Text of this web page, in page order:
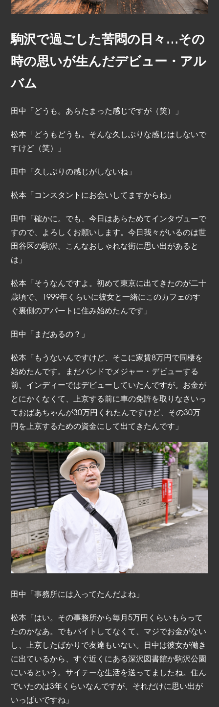
駒沢で過ごした苦悶の日々…その
時の思いが生んだデビュー・アル
バム
田中「どうも。あらたまった感じですが（笑）」
松本「どうもどうも。そんな久しぶりな感じはしないで
すけど（笑）」
田中「久しぶりの感じがしないね」
松本「コンスタントにお会いしてますからね」
田中「確かに。でも、今日はあらためてインタヴューで
すので、よろしくお願いします。今日我々がいるのは世
田谷区の駒沢。こんなおしゃれな街に思い出があると
は」
松本「そうなんですよ。初めて東京に出てきたのが二十
歳頃で、1999年くらいに彼女と一緒にこのカフェのす
ぐ裏側のアパートに住み始めたんです」
田中「まだあるの？」
松本「もうないんですけど、そこに家賃8万円で同棲を
始めたんです。まだバンドでメジャー・デビューする
前、インディーではデビューしていたんですが。お金が
とにかくなくて、上京する前に車の免許を取りなさいっ
ておばあちゃんが30万円くれたんですけど、その30万
円を上京するための資金にして出てきたんです」
田中「事務所には入ってたんだよね」
松本「はい。その事務所から毎月5万円くらいもらって
たのかなあ。でもバイトしてなくて、マジでお金がない
し、上京したばかりで友達もいない。日中は彼女が働き
に出ているから、すぐ近くにある深沢図書館か駒沢公園
にいるという。サイテーな生活を送ってましたね。住ん
でいたのは3年くらいなんですが、それだけに思い出が
いっぱいですね」